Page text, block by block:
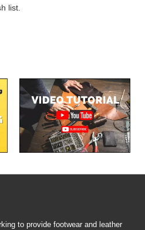
list.
to provide footwear and leather